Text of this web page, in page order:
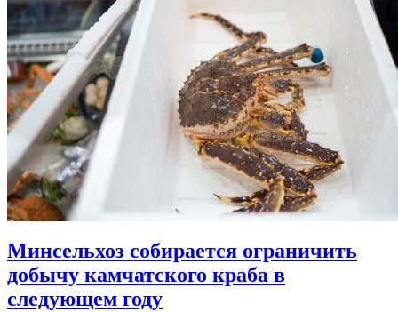
Минсельхоз собирается ограничить
добычу камчатского краба в
следующем году